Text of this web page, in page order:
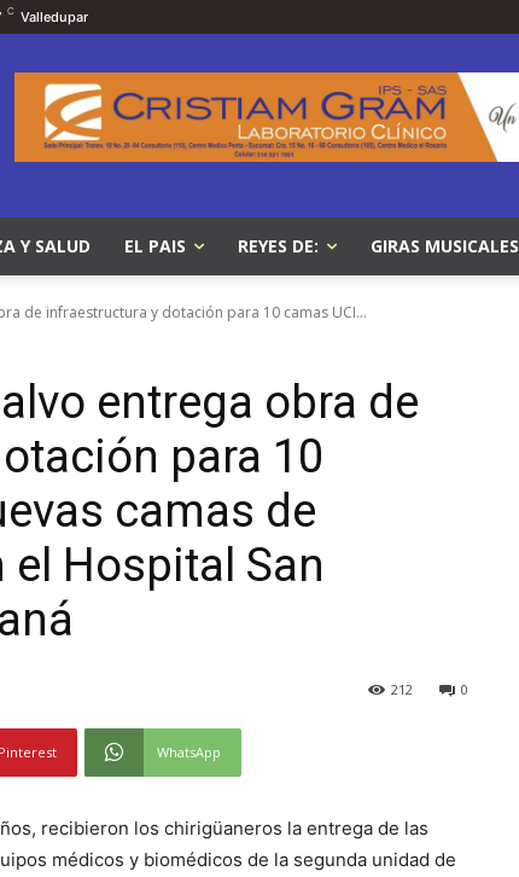
C Valledupar
Y SALUD EL PAIS REYES DE: GIRAS MUSICALES
de infraestructura y dotación para 10 camas UCI...
entrega obra de
para 10
camas de
Hospital San
0
212
Pinterest WhatsApp
recibieron los chirigüaneros la entrega de las
médicos y biomédicos de la segunda unidad de